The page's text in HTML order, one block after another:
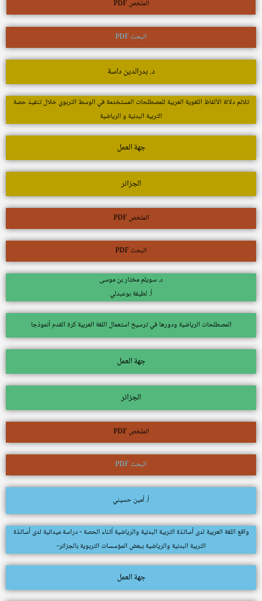
الملخص PDF
البحث PDF
د. بدرالدين داسة
تلائم دلالة الألفاظ اللغوية العربية للمصطلحات المستخدمة في الوسط التربوي خلال تنفيذ حصة
التربية البدنية و الرياضية
جهة العمل
الجزائر
الملخص PDF
البحث PDF
د. سويلم مختار بن موسى
أ. لطيفة بوعبدلي
المصطلحات الرياضية ودورها في ترسيخ استعمال اللغة العربية كرة القدم أنموذجا
جهة العمل
الجزائر
الملخص PDF
البحث PDF
أ. أمين حسيني
واقع اللغة العربية لدى أساتذة التربية البدنية والرياضية أثناء الحصة - دراسة ميدانية لدى أساتذة
التربية البدنية والرياضية ببعض المؤسسات التربوية بالجزائر-
جهة العمل